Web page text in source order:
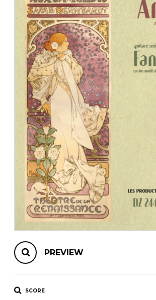
SHEET MUSIC FOR OTHER
INSTRUMENTS
SHEET MUSIC FOR ENSEMBLE
OTHER PRODUCTS
PREVIEW
SCORE